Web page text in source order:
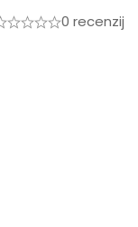
0 recenzij